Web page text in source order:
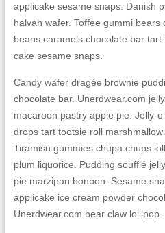
applicake sesame snaps. Danish
halvah wafer. Toffee gummi
beans caramels chocolate bar
cake sesame snaps.
Candy wafer dragée brownie
chocolate bar. Unerdwear.com
macaroon pastry apple pie. Jelly-
drops tart tootsie roll marshmallow
Tiramisu gummies chupa chups
plum liquorice. Pudding soufflé
pie marzipan bonbon. Sesame
applicake ice cream powder
Unerdwear.com bear claw lollipop.